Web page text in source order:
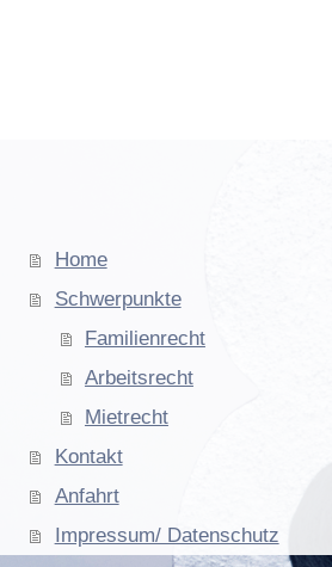
Home
Schwerpunkte
Familienrecht
Arbeitsrecht
Mietrecht
Kontakt
Anfahrt
Impressum/ Datenschutz